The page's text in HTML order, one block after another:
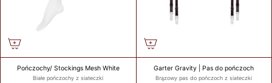
Pończochy/ Stockings Mesh White
Białe pończochy z siateczki
Garter Gravity | Pas do pończoch
Brązowy pas do pończoch z siateczki